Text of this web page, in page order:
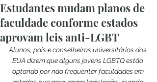
Estudantes mudam planos de
faculdade conforme estados
aprovam leis anti-LGBT
Alunos, pais e conselheiros universitários dos
EUA dizem que alguns jovens LGBTQ estão
optando por não frequentar faculdades em